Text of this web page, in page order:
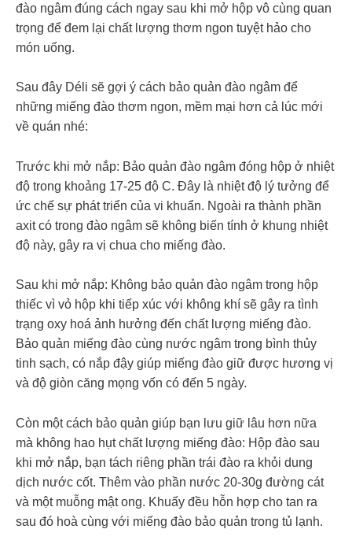
đào ngâm đúng cách ngay sau khi mở hộp vô cùng quan
trọng để đem lại chất lượng thơm ngon tuyệt hảo cho
món uống.
Sau đây Déli sẽ gợi ý cách bảo quản đào ngâm để
những miếng đào thơm ngon, mềm mại hơn cả lúc mới
về quán nhé:
Trước khi mở nắp: Bảo quản đào ngâm đóng hộp ở nhiệt
độ trong khoảng 17-25 độ C. Đây là nhiệt độ lý tưởng để
ức chế sự phát triển của vi khuẩn. Ngoài ra thành phần
axit có trong đào ngâm sẽ không biến tính ở khung nhiệt
độ này, gây ra vị chua cho miếng đào.
Sau khi mở nắp: Không bảo quản đào ngâm trong hộp
thiếc vì vỏ hộp khi tiếp xúc với không khí sẽ gây ra tình
trạng oxy hoá ảnh hưởng đến chất lượng miếng đào.
Bảo quản miếng đào cùng nước ngâm trong bình thủy
tinh sạch, có nắp đậy giúp miếng đào giữ được hương vị
và độ giòn căng mọng vốn có đến 5 ngày.
Còn một cách bảo quản giúp bạn lưu giữ lâu hơn nữa
mà không hao hụt chất lượng miếng đào: Hộp đào sau
khi mở nắp, bạn tách riêng phần trái đào ra khỏi dung
dịch nước cốt. Thêm vào phần nước 20-30g đường cát
và một muỗng mật ong. Khuấy đều hỗn hợp cho tan ra
sau đó hoà cùng với miếng đào bảo quản trong tủ lạnh.